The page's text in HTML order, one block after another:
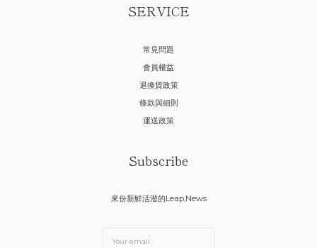
SERVICE
常見問題
會員權益
退換貨政策
條款與細則
運送政策
Subscribe
來份新鮮活潑的Leap,News